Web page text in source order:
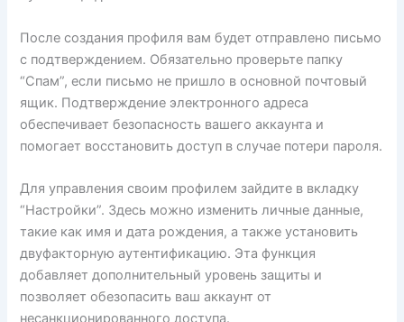
После создания профиля вам будет отправлено письмо
с подтверждением. Обязательно проверьте папку
“Спам”, если письмо не пришло в основной почтовый
ящик. Подтверждение электронного адреса
обеспечивает безопасность вашего аккаунта и
помогает восстановить доступ в случае потери пароля.
Для управления своим профилем зайдите в вкладку
“Настройки”. Здесь можно изменить личные данные,
такие как имя и дата рождения, а также установить
двуфакторную аутентификацию. Эта функция
добавляет дополнительный уровень защиты и
позволяет обезопасить ваш аккаунт от
несанкционированного доступа.